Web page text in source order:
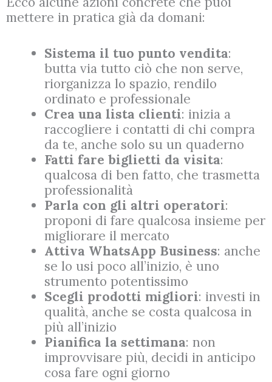
mettere in pratica già da domani:
Sistema il tuo punto vendita:
butta via tutto ciò che non serve,
riorganizza lo spazio, rendilo
ordinato e professionale
Crea una lista clienti: inizia a
raccogliere i contatti di chi compra
da te, anche solo su un quaderno
Fatti fare biglietti da visita:
qualcosa di ben fatto, che trasmetta
professionalità
Parla con gli altri operatori:
proponi di fare qualcosa insieme per
migliorare il mercato
Attiva WhatsApp Business: anche
se lo usi poco all’inizio, è uno
strumento potentissimo
Scegli prodotti migliori: investi in
qualità, anche se costa qualcosa in
più all’inizio
Pianifica la settimana: non
improvvisare più, decidi in anticipo
cosa fare ogni giorno